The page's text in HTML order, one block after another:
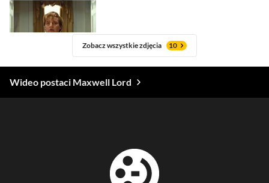
Zobacz wszystkie zdjęcia 10
Wideo postaci Maxwell Lord